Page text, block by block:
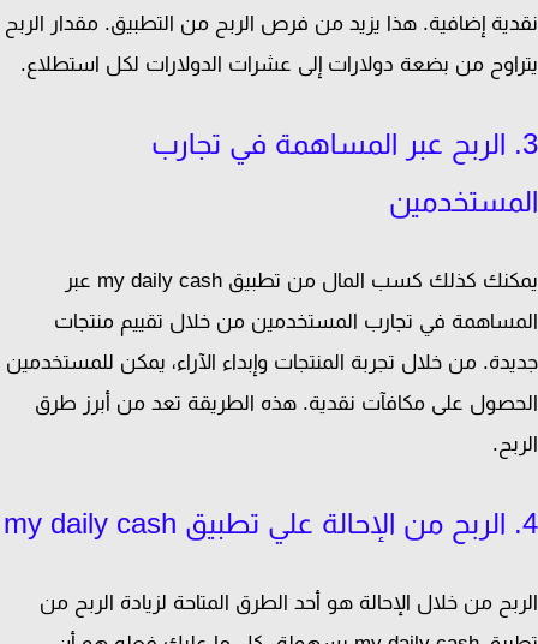
إضافية. هذا يزيد من فرص الربح من التطبيق. مقدار الربح
من بضعة دولارات إلى عشرات الدولارات لكل استطلاع.
الربح عبر المساهمة في تجارب
يمكنك كذلك كسب المال من تطبيق my daily cash عبر
في تجارب المستخدمين من خلال تقييم منتجات
من خلال تجربة المنتجات وإبداء الآراء، يمكن للمستخدمين
على مكافآت نقدية. هذه الطريقة تعد من أبرز طرق
من خلال الإحالة هو أحد الطرق المتاحة لزيادة الربح من